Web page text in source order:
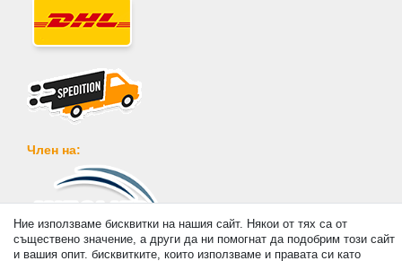
Член на:
Плащане
Ние използваме бисквитки на нашия сайт. Някои от тях са от
съществено значение, а други да ни помогнат да подобрим този сайт
и вашия опит. бисквитките, които използваме и правата си като